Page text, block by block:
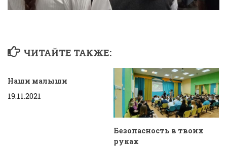
ЧИТАЙТЕ ТАКЖЕ:
Наши малыши
19.11.2021
Безопасность в твоих
руках